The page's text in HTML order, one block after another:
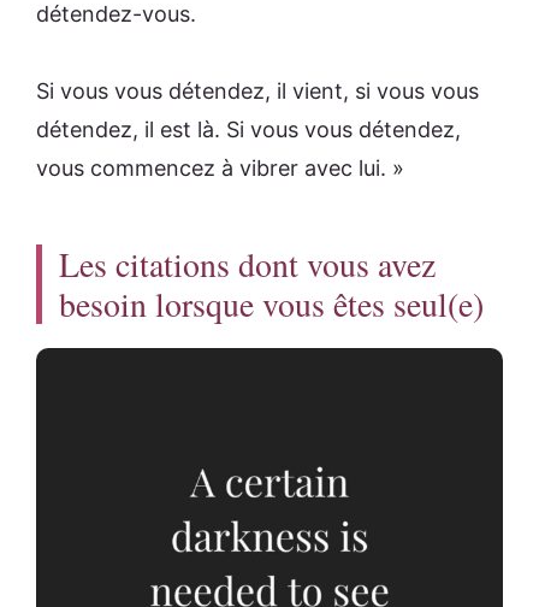
détendez-vous.
Si vous vous détendez, il vient, si vous vous
détendez, il est là. Si vous vous détendez,
vous commencez à vibrer avec lui. »
Les citations dont vous avez
besoin lorsque vous êtes seul(e)